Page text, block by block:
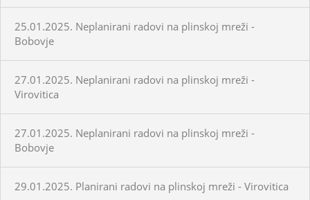
25.01.2025. Neplanirani radovi na plinskoj mreži -
Bobovje
27.01.2025. Neplanirani radovi na plinskoj mreži -
Virovitica
27.01.2025. Neplanirani radovi na plinskoj mreži -
Bobovje
29.01.2025. Planirani radovi na plinskoj mreži - Virovitica